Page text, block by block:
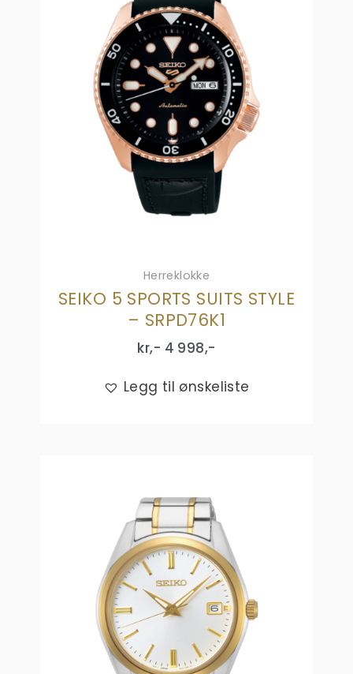
Herreklokke
SEIKO 5 SPORTS SUITS STYLE
– SRPD76K1
kr,- 4 998,-
Legg til ønskeliste